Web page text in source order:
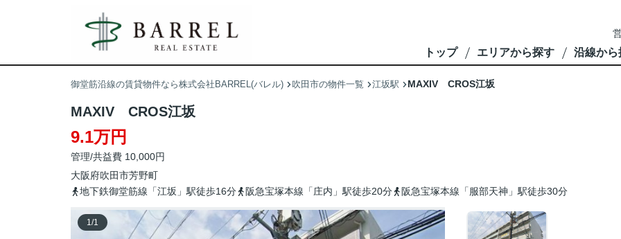
トップ エリアから探す 沿線から
御堂筋沿線の賃貸物件なら株式会社BARREL(バレル) 吹田市の物件一覧 江坂駅 MAXIV CROS江坂
MAXIV CROS江坂
9.1万円
管理/共益費 10,000円
大阪府吹田市芳野町
地下鉄御堂筋線「江坂」駅徒歩16分
阪急宝塚本線「庄内」駅徒歩20分 阪急宝塚本線「服部天神」駅徒歩30分
1/1